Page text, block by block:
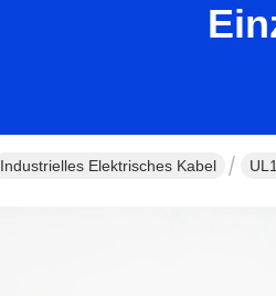
Industrielles Elektrisches Kabel